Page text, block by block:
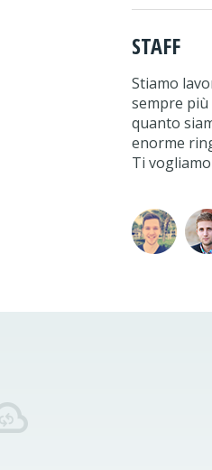
STAFF
Stiamo
sempre
quanto
enorme
Ti